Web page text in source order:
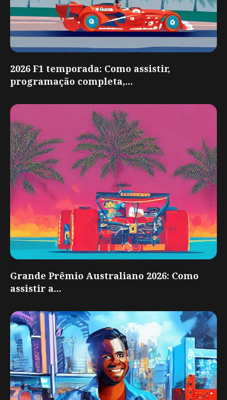
2026 F1 temporada: Como assistir,
programação completa,...
Grande Prêmio Australiano 2026: Como
assistir a...